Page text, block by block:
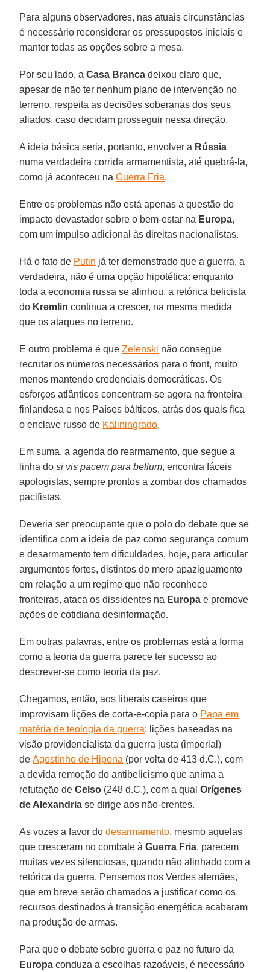
Para alguns observadores, nas atuais circunstâncias
é necessário reconsiderar os pressupostos iniciais e
manter todas as opções sobre a mesa.
Por seu lado, aCasa Branca deixou claro que,
apesar de não ter nenhum plano de intervenção no
terreno, respeita as decisões soberanas dos seus
aliados, caso decidam prosseguir nessa direção.
A ideia básica seria, portanto, envolver a Rússia
numa verdadeira corrida armamentista, até quebrá-la,
como já aconteceu naGuerra Fria.
Entre os problemas não está apenas a questão do
impacto devastador sobre o bem-estar na Europa,
com um impulso adicional às direitas nacionalistas.
Há o fato de Putin já ter demonstrado que a guerra, a
verdadeira, não é uma opção hipotética: enquanto
toda a economia russa se alinhou, a retórica belicista
do Kremlin continua a crescer, na mesma medida
que os ataques no terreno.
E outro problema é queZelenski não consegue
recrutar os números necessários para o front, muito
menos mantendo credenciais democráticas. Os
esforços atlânticos concentram-se agora na fronteira
finlandesa e nos Países bálticos, atrás dos quais fica
o enclave russo de Kaliningrado.
Em suma, a agenda do rearmamento, que segue a
linha do si vis pacem para bellum, encontra fáceis
apologistas, sempre prontos a zombar dos chamados
pacifistas.
Deveria ser preocupante que o polo do debate que se
identifica com a ideia de paz como segurança comum
e desarmamento tem dificuldades, hoje, para articular
argumentos fortes, distintos do mero apaziguamento
em relação a um regime que não reconhece
fronteiras, ataca os dissidentes na Europa e promove
ações de cotidiana desinformação.
Em outras palavras, entre os problemas está a forma
como a teoria da guerra parece ter sucesso ao
descrever-se como teoria da paz.
Chegamos, então, aos liberais caseiros que
improvisam lições de corta-e-copia para o Papa em
matéria de teologia da guerra: lições baseadas na
visão providencialista da guerra justa (imperial)
deAgostinho de Hipona (por volta de 413 d.C.), com
a devida remoção do antibelicismo que anima a
refutação deCelso (248 d.C.), com a qualOrígenes
de Alexandria se dirige aos não-crentes.
As vozes a favor do desarmamento, mesmo aquelas
que cresceram no combate àGuerra Fria, parecem
muitas vezes silenciosas, quando não alinhado com a
retórica da guerra. Pensemos nos Verdes alemães,
que em breve serão chamados a justificar como os
recursos destinados à transição energética acabaram
na produção de armas.
Para que o debate sobre guerra e paz no futuro da
Europa conduza a escolhas razoáveis, é necessário